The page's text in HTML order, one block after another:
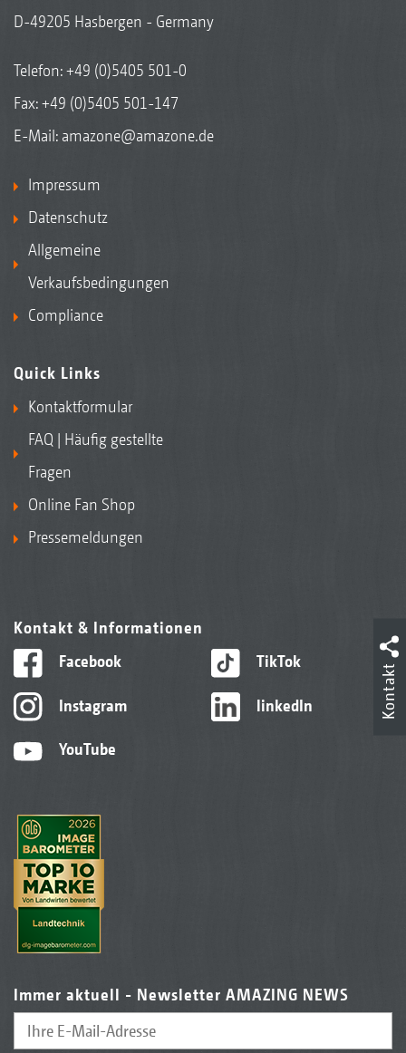
D-49205 Hasbergen - Germany
Telefon:+49 (0)5405 501-0
Fax: +49 (0)5405 501-147
E-Mail: amazone@amazone.de
Impressum
Datenschutz
Allgemeine
Verkaufsbedingungen
Compliance
Quick Links
Kontaktformular
FAQ | Häufig gestellte
Fragen
Online Fan Shop
Pressemeldungen
Kontakt & Informationen
Facebook
Instagram
YouTube
TikTok
linkedIn
Immer aktuell - Newsletter AMAZING NEWS
Kontakt